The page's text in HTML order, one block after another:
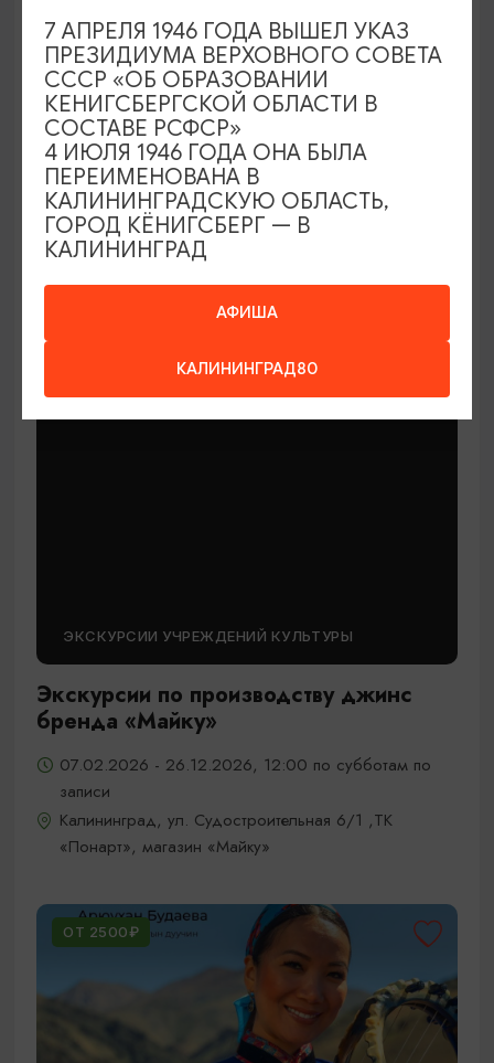
МАСТЕР-КЛАССЫ
Мастер-классы по керамике Елены
Бодяковой
Калининград, ул. Баранова, 45
ЭКСКУРСИИ УЧРЕЖДЕНИЙ КУЛЬТУРЫ
Экскурсии по производству джинс
бренда «Майку»
07.02.2026 - 26.12.2026, 12:00 по субботам по
записи
Калининград, ул. Судостроительная 6/1 ,ТК
«Понарт», магазин «Майку»
ОТ 2500₽
АФИША
КАЛИНИНГРАД80
7 АПРЕЛЯ 1946 ГОДА ВЫШЕЛ УКАЗ
ПРЕЗИДИУМА ВЕРХОВНОГО СОВЕТА
СССР «ОБ ОБРАЗОВАНИИ
КЕНИГСБЕРГСКОЙ ОБЛАСТИ В
СОСТАВЕ РСФСР»
4 ИЮЛЯ 1946 ГОДА ОНА БЫЛА
ПЕРЕИМЕНОВАНА В
КАЛИНИНГРАДСКУЮ ОБЛАСТЬ,
ГОРОД КЁНИГСБЕРГ — В
КАЛИНИНГРАД